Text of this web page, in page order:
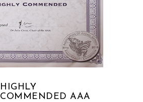
HIGHLY
COMMENDED AAA